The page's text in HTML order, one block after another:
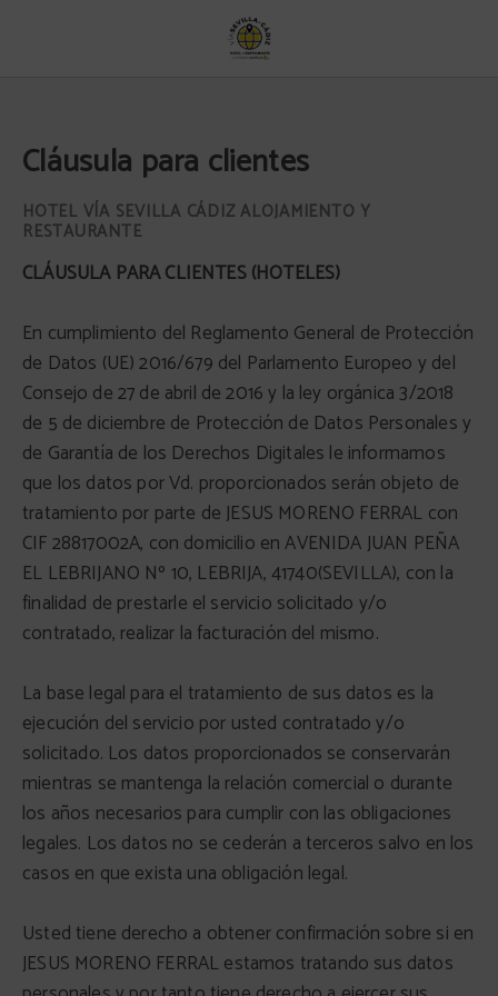
Cláusula para clientes
CLÁUSULA PARA CLIENTES (HOTELES)
En cumplimiento del Reglamento General de Protección
de Datos (UE) 2016/679 del Parlamento Europeo y del
Consejo de 27 de abril de 2016 y la ley orgánica 3/2018
de 5 de diciembre de Protección de Datos Personales y
de Garantía de los Derechos Digitales le informamos
que los datos por Vd. proporcionados serán objeto de
tratamiento por parte de JESUS MORENO FERRAL con
CIF 28817002A, con domicilio en AVENIDA JUAN PEÑA
EL LEBRIJANO Nº 10, LEBRIJA, 41740(SEVILLA), con la
finalidad de prestarle el servicio solicitado y/o
contratado, realizar la facturación del mismo.
La base legal para el tratamiento de sus datos es la
ejecución del servicio por usted contratado y/o
solicitado. Los datos proporcionados se conservarán
mientras se mantenga la relación comercial o durante
los años necesarios para cumplir con las obligaciones
legales. Los datos no se cederán a terceros salvo en los
casos en que exista una obligación legal.
Usted tiene derecho a obtener confirmación sobre si en
JESUS MORENO FERRAL estamos tratando sus datos